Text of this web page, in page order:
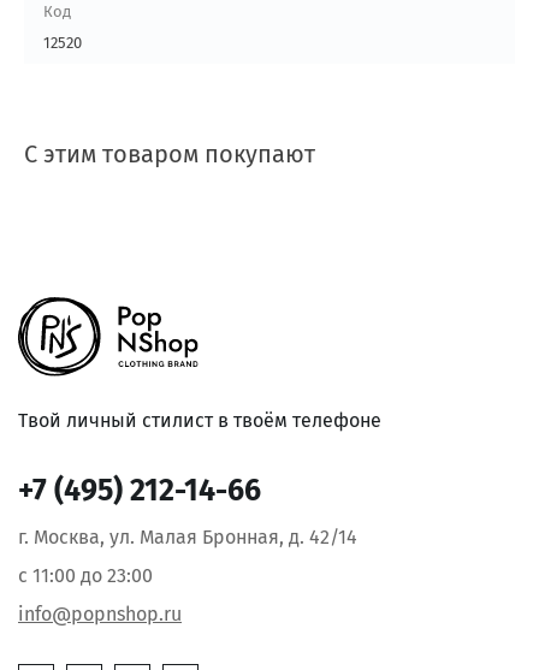
Код
12520
С этим товаром покупают
Твой личный стилист в твоём телефоне
+7 (495) 212-14-66
г. Москва, ул. Малая Бронная, д. 42/14
с 11:00 до 23:00
info@popnshop.ru